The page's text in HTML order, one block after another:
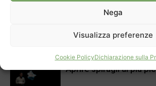
Nega
Visualizza preferenze
Cookie PolicyDichiarazione sulla
Aprire spiragli ai più